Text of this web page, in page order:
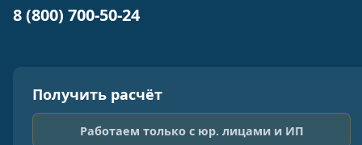
8 (800) 700-50-24
Получить расчёт
Работаем только с юр. лицами и ИП